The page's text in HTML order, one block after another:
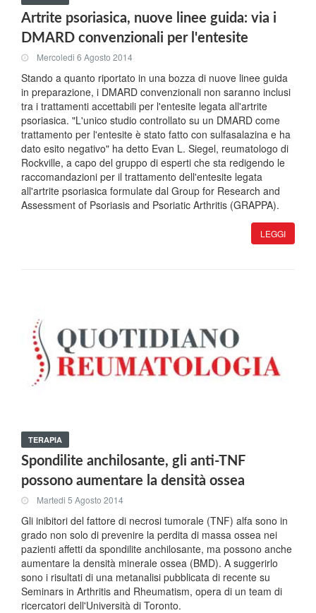
Artrite psoriasica, nuove linee guida: via i
DMARD convenzionali per l'entesite
Mercoledi 6 Agosto 2014
Stando a quanto riportato in una bozza di nuove linee guida
in preparazione, i DMARD convenzionali non saranno inclusi
tra i trattamenti accettabili per l'entesite legata all'artrite
psoriasica. "L'unico studio controllato su un DMARD come
trattamento per l'entesite è stato fatto con sulfasalazina e ha
dato esito negativo" ha detto Evan L. Siegel, reumatologo di
Rockville, a capo del gruppo di esperti che sta redigendo le
raccomandazioni per il trattamento dell'entesite legata
all'artrite psoriasica formulate dal Group for Research and
Assessment of Psoriasis and Psoriatic Arthritis (GRAPPA).
LEGGI
TERAPIA
Spondilite anchilosante, gli anti-TNF
possono aumentare la densità ossea
Martedi 5 Agosto 2014
Gli inibitori del fattore di necrosi tumorale (TNF) alfa sono in
grado non solo di prevenire la perdita di massa ossea nei
pazienti affetti da spondilite anchilosante, ma possono anche
aumentare la densità minerale ossea (BMD). A suggerirlo
sono i risultati di una metanalisi pubblicata di recente su
Seminars in Arthritis and Rheumatism, opera di un team di
ricercatori dell'Università di Toronto.